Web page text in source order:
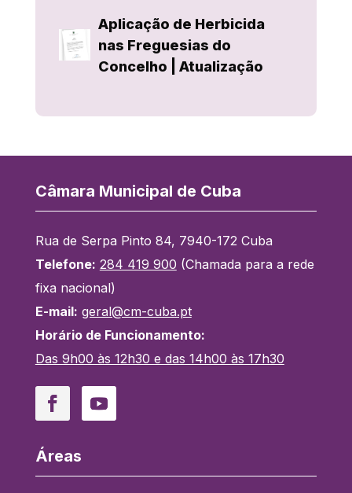
Aplicação de Herbicida
nas Freguesias do
Concelho | Atualização
Câmara Municipal de Cuba
Rua de Serpa Pinto 84, 7940-172 Cuba
Telefone: 284 419 900 (Chamada para a rede
fixa nacional)
E-mail: geral@cm-cuba.pt
Horário de Funcionamento:
Das 9h00 às 12h30 e das 14h00 às 17h30
FacebookYouTube
Áreas